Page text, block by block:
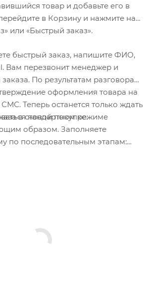
товар и добавьте его в
в Корзину и нажмите на
или «Быстрый заказ».
быстрый заказ, напишите ФИО,
Вам перезвонит менеджер и
По результатам разговора
оформления товара на
Теперь останется только ждать
новой покупке.
в стандартном режиме
образом. Заполняете
по последовательным этапам:
заказ».